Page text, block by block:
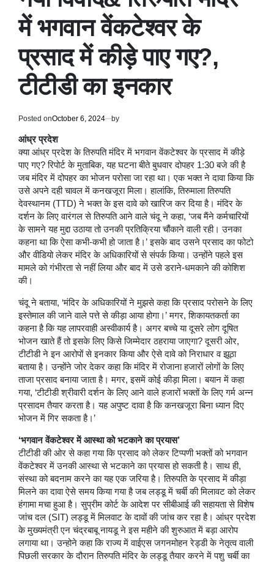
में भगवान वेंकटेश्वर के
प्रसाद में कीड़े पाए गए?,
टीटीडी का इनकार
Posted onOctober 6, 2024 by
आंध्र प्रदेश
क्या आंध्र प्रदेश के तिरुपति मंदिर में भगवान वेंकटेश्वर के प्रसाद में कीड़े
पाए गए? रिपोर्ट के मुताबिक, यह घटना बीते बुधवार दोपहर 1:30 बजे की है
जब मंदिर में दोपहर का भोजन परोसा जा रहा था। एक भक्त ने दावा किया कि
उसे अपने दही चावल में कनखजूरा मिला। हालांकि, तिरुमाला तिरुपति
देवस्थानम (TTD) ने भक्त के इस दावे को खारिज कर दिया है। मंदिर के
दर्शन के लिए वारंगल से तिरुपति आने वाले चंदू ने कहा, ‘जब मैंने कर्मचारियों
के सामने यह मुद्दा उठाया तो उनकी प्रतिक्रिया चौंकाने वाली रही। उनका
कहना था कि ऐसा कभी-कभी हो जाता है।’ इसके बाद उसने प्रसाद का फोटो
और वीडियो लेकर मंदिर के अधिकारियों से संपर्क किया। उन्होंने पहले इस
मामले को गंभीरता से नहीं लिया और बाद में उसे डराने-धमकाने की कोशिश
की।
चंदू ने बताया, ‘मंदिर के अधिकारियों ने मुझसे कहा कि प्रसाद परोसने के लिए
इस्तेमाल की जाने वाले पत्ते से कीड़ा आया होगा।’ मगर, शिकायतकर्ता का
कहना है कि यह लापरवाही अस्वीकार्य है। अगर बच्चे या दूसरे लोग दूषित
भोजन खाते हैं तो इसके लिए किसे जिम्मेदार ठहराया जाएगा? दूसरी ओर,
टीटीडी ने इन आरोपों से इनकार किया और ऐसे दावे को निराधार व झूठा
बताया है। उन्होंने जोर देकर कहा कि मंदिर में रोजाना हजारों लोगों के लिए
ताजा प्रसाद बनाया जाता है। मगर, इसमें कोई कीड़ा मिला। बयान में कहा
गया, ‘टीटीडी श्रीवारी दर्शन के लिए आने वाले हजारों भक्तों के लिए गर्म अन्न
प्रसादम तैयार करता है। यह अपुष्ट दावा है कि कनखजूरा बिना ध्यान दिए
भोजन में गिर सकता है।’
‘भगवान वेंकटेश्वर में आस्था को भटकाने का प्रयास’
टीटीडी की ओर से कहा गया कि प्रसाद को लेकर टिप्पणी भक्तों को भगवान
वेंकटेश्वर में उनकी आस्था से भटकाने का प्रयास हो सकती है। साथ ही,
संस्था को बदनाम करने का यह एक जरिया है। तिरुपति के प्रसाद में कीड़ा
मिलने का दावा ऐसे समय किया गया है जब लड्डू में चर्बी की मिलावट को लेकर
हंगामा मचा हुआ है। सुप्रीम कोर्ट के आदेश पर सीबीआई की सहायता से विशेष
जांच दल (SIT) लड्डू में मिलवाट के दावों की जांच कर रहा है। आंध्र प्रदेश
के मुख्यमंत्री एन चंद्रबाबू नायडू ने इस महीने की शुरुआत में बड़ा आरोप
लगाया था। उन्होने कहा कि राज्य में वाईएस जगनमोहन रेड्डी के नेतृत्व वाली
पिछली सरकार के दौरान तिरुपति मंदिर के लड्डू तैयार करने में पशु चर्बी का